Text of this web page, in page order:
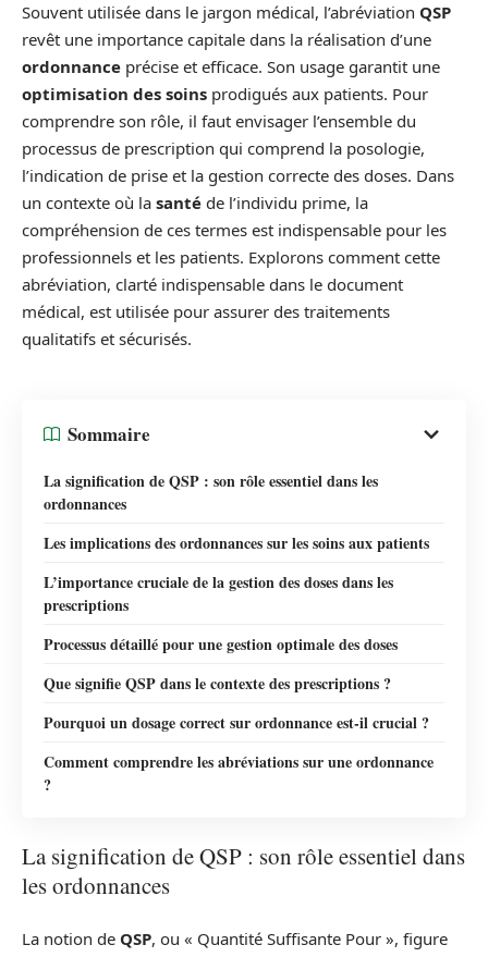
Souvent utilisée dans le jargon médical, l’abréviation QSP
revêt une importance capitale dans la réalisation d’une
ordonnance précise et efficace. Son usage garantit une
optimisation des soins prodigués aux patients. Pour
comprendre son rôle, il faut envisager l’ensemble du
processus de prescription qui comprend la posologie,
l’indication de prise et la gestion correcte des doses. Dans
un contexte où la santé de l’individu prime, la
compréhension de ces termes est indispensable pour les
professionnels et les patients. Explorons comment cette
abréviation, clarté indispensable dans le document
médical, est utilisée pour assurer des traitements
qualitatifs et sécurisés.
Sommaire
La signification de QSP : son rôle essentiel dans les
ordonnances
Les implications des ordonnances sur les soins aux patients
L’importance cruciale de la gestion des doses dans les
prescriptions
Processus détaillé pour une gestion optimale des doses
Que signifie QSP dans le contexte des prescriptions ?
Pourquoi un dosage correct sur ordonnance est-il crucial ?
Comment comprendre les abréviations sur une ordonnance
?
La signification de QSP : son rôle essentiel dans
les ordonnances
La notion de QSP, ou « Quantité Suffisante Pour », figure